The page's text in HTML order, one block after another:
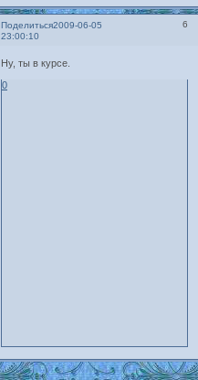
Поделиться 6
2009-06-05
23:00:10
Ну, ты в курсе.
0